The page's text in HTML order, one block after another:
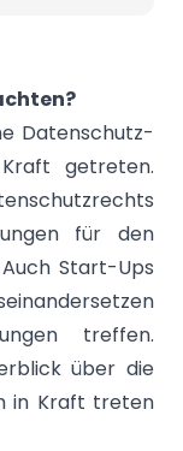
Datenschutz-
getreten.
für den
Start-Ups
treffen.
über die
in Kraft treten